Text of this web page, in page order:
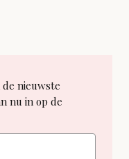
nieuwste
nu in op de